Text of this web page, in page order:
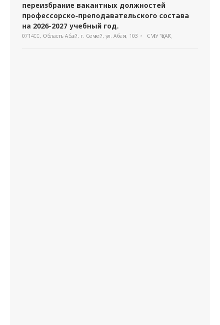
переизбрание вакантных должностей
профессорско-преподавательского состава
на 2026-2027 учебный год.
071400, Область Абай, г. Семей, ул. Абая, 103 СМУ "ҚеАҚ"